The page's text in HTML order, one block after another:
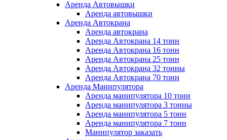
Аренда Автовышки
Аренда автовышки
Аренда Автокрана
Аренда автокрана
Аренда Автокрана 14 тонн
Аренда Автокрана 16 тонн
Аренда Автокрана 25 тонн
Аренда Автокрана 32 тонны
Аренда Автокрана 70 тонн
Аренда Манипулятора
Аренда манипулятора 10 тонн
Аренда манипулятора 3 тонны
Аренда манипулятора 5 тонн
Аренда манипулятора 7 тонн
Манипулятор заказать